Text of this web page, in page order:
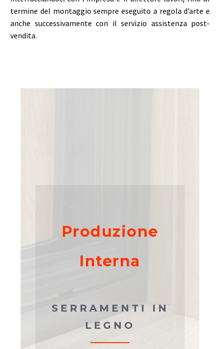
termine del montaggio sempre eseguito a regola d’arte e
anche successivamente con il servizio assistenza post-
vendita.
Produzione
Interna
SERRAMENTI IN
LEGNO